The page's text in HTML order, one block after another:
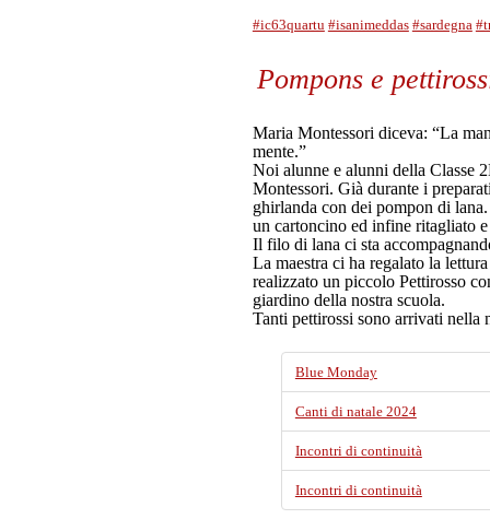
#ic63quartu #isanimeddas #sardegna
Pompons e
Maria Montessori diceva: “La
mente.”
Noi alunne e alunni della Classe
Montessori. Già durante i
ghirlanda con dei pompon di
un cartoncino ed infine ritagliato
Il filo di lana ci sta
La maestra ci ha regalato la
realizzato un piccolo Pettirosso
giardino della nostra scuola.
Tanti pettirossi sono arrivati nella
Blue Monday
Canti di natale 2024
Incontri di continuità
Incontri di continuità